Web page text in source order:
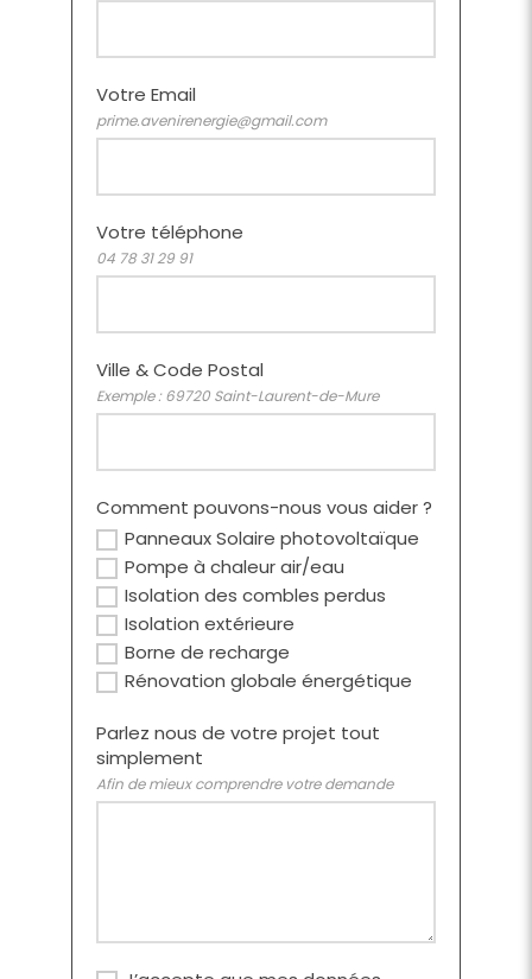
Votre Email
prime.avenirenergie@gmail.com
Votre téléphone
04 78 31 29 91
Ville & Code Postal
Exemple : 69720 Saint-Laurent-de-Mure
Comment pouvons-nous vous aider ?
Panneaux Solaire photovoltaïque
Pompe à chaleur air/eau
Isolation des combles perdus
Isolation extérieure
Borne de recharge
Rénovation globale énergétique
Parlez nous de votre projet tout
simplement
Afin de mieux comprendre votre demande